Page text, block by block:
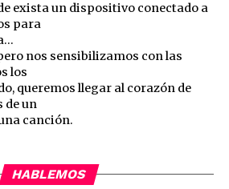
exista un dispositivo conectado a
para
nos sensibilizamos con las
los
queremos llegar al corazón de
de un
canción.
HABLEMOS